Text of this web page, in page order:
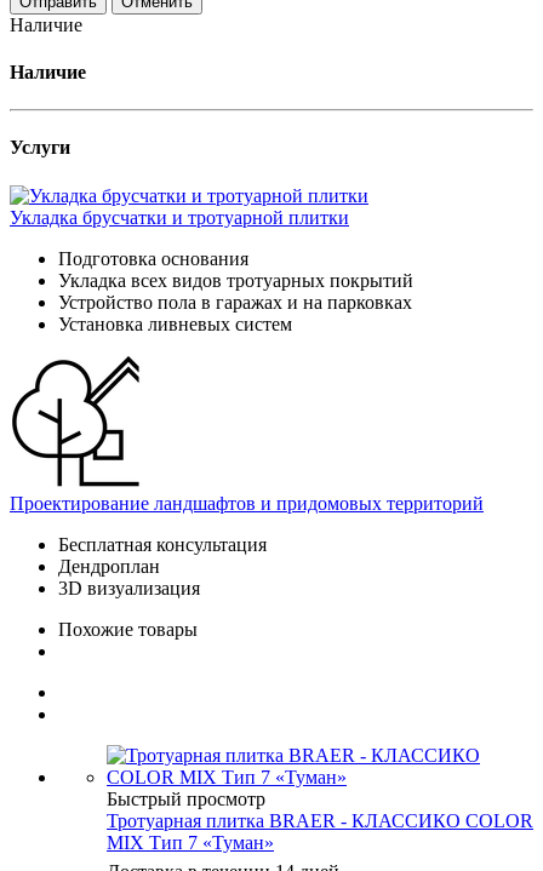
Наличие
Наличие
Услуги
Укладка брусчатки и тротуарной плитки
Подготовка основания
Укладка всех видов тротуарных покрытий
Устройство пола в гаражах и на парковках
Установка ливневых систем
Проектирование ландшафтов и придомовых территорий
Бесплатная консультация
Дендроплан
3D визуализация
Похожие товары
Быстрый просмотр
Тротуарная плитка BRAER - КЛАССИКО COLOR
MIX Тип 7 «Туман»